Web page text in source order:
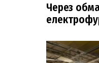
Через